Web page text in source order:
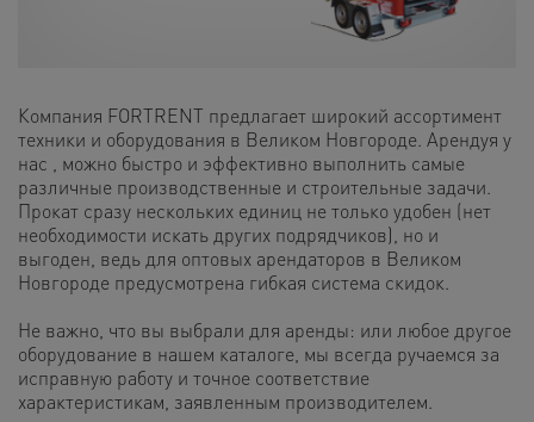
Компания FORTRENT предлагает широкий ассортимент
техники и оборудования в Великом Новгороде. Арендуя у
нас , можно быстро и эффективно выполнить самые
различные производственные и строительные задачи.
Прокат сразу нескольких единиц не только удобен (нет
необходимости искать других подрядчиков), но и
выгоден, ведь для оптовых арендаторов в Великом
Новгороде предусмотрена гибкая система скидок.
Не важно, что вы выбрали для аренды: или любое другое
оборудование в нашем каталоге, мы всегда ручаемся за
исправную работу и точное соответствие
характеристикам, заявленным производителем.